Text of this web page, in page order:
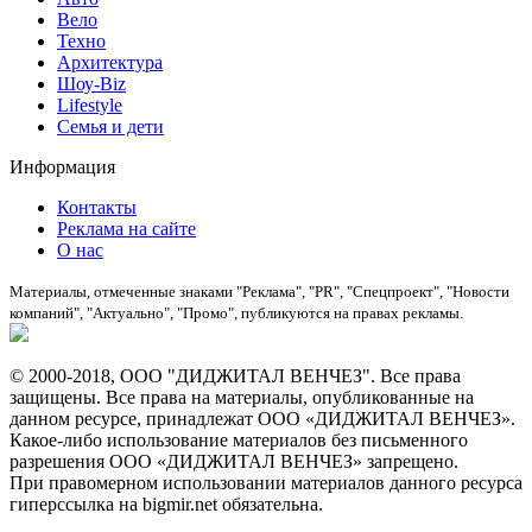
Вело
Техно
Архитектура
Шоу-Biz
Lifestyle
Семья и дети
Информация
Контакты
Реклама на сайте
О нас
Материалы, отмеченные знаками "Реклама", "PR", "Спецпроект", "Новости
компаний", "Актуально", "Промо", публикуются на правах рекламы.
© 2000-2018, ООО "ДИДЖИТАЛ ВЕНЧЕЗ". Все права
защищены. Все права на материалы, опубликованные на
данном ресурсе, принадлежат ООО «ДИДЖИТАЛ ВЕНЧЕЗ».
Какое-либо использование материалов без письменного
разрешения ООО «ДИДЖИТАЛ ВЕНЧЕЗ» запрещено.
При правомерном использовании материалов данного ресурса
гиперссылка на bigmir.net обязательна.